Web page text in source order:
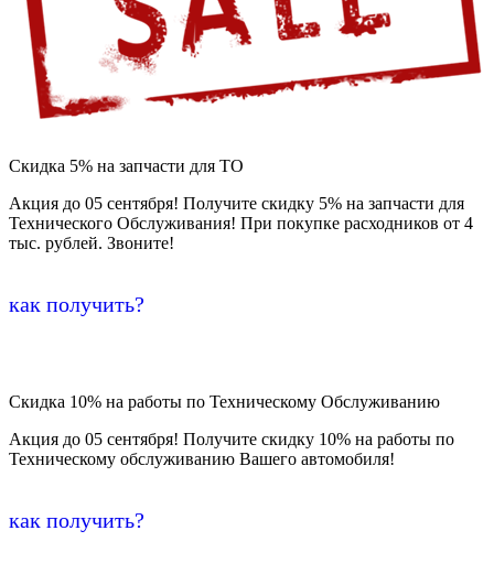
Скидка 5% на запчасти для ТО
Акция до 05 сентября! Получите скидку 5% на запчасти для
Технического Обслуживания! При покупке расходников от 4
тыс. рублей. Звоните!
как получить?
Скидка 10% на работы по Техническому Обслуживанию
Акция до 05 сентября! Получите скидку 10% на работы по
Техническому обслуживанию Вашего автомобиля!
как получить?